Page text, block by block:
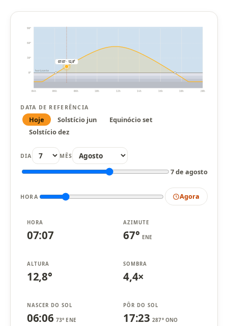
0°
30°
60°
90°
horizonte
04h 06h 08h 10h 12h 14h 16h 18h 20h
07:07 · 12,8°
DATA DE REFERÊNCIA
Hoje Solstício jun
Equinócio set
Solstício dez
DIA MÊS
7 de agosto
HORA Agora
HORA
07:07
AZIMUTE
67° ENE
ALTURA
12,8°
SOMBRA
4,4×
NASCER DO SOL
06:06 73° ENE
PÔR DO SOL
17:23 287° ONO